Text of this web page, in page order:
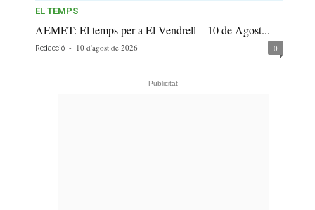
EL TEMPS
AEMET: El temps per a El Vendrell – 10 de Agost...
Redacció - 10 d'agost de 2026 0
- Publicitat -